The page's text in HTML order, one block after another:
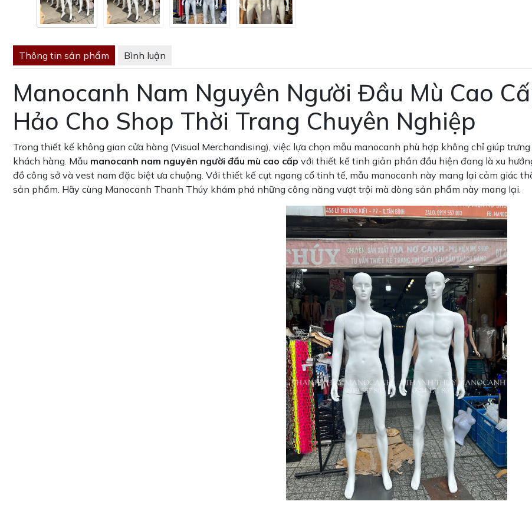
Thông tin sản phẩm Bình luận
Manocanh Nam Nguyên Người Đầu Mù Cao
Hảo Cho Shop Thời Trang Chuyên Nghiệp
Trong thiết kế không gian cửa hàng (Visual Merchandising), việc lựa chọn mẫu manocanh phù hợp không chỉ giúp
khách hàng. Mẫu manocanh nam nguyên người đầu mù cao cấp với thiết kế tinh giản phần đầu hiện đang là xu
đồ công sở và vest nam đặc biệt ưa chuộng. Với thiết kế cụt ngang cổ tinh tế, mẫu manocanh này mang lại cảm giác
sản phẩm. Hãy cùng Manocanh Thanh Thúy khám phá những công năng vượt trội mà dòng sản phẩm này mang lại.